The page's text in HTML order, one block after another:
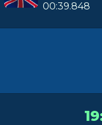
00:39.848